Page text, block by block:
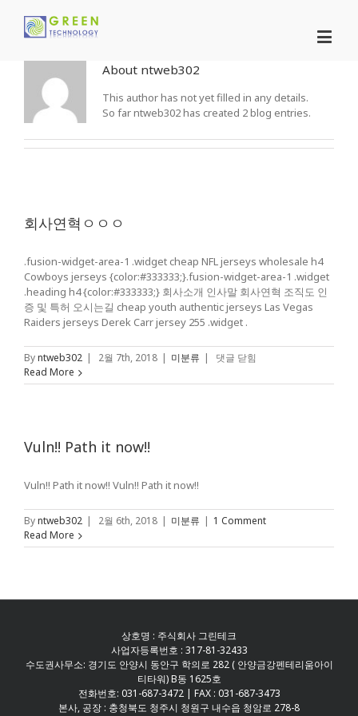
About ntweb302
This author has not yet filled in any details.
So far ntweb302 has created 2 blog entries.
회사연혁ㅇㅇㅇ
.fusion-widget-area-1 .widget cheap NFL jerseys wholesale h4
Cowboys jerseys {color:#333333;}.fusion-widget-area-1 .widget
.heading h4 {color:#333333;} 회사소개 인사말 회사연혁 조직도 인
증 및 특허 오시는길 cheap youth authentic jerseys Las Vegas
Raiders jerseys Derek Carr jersey 255 .widget .
Byntweb302 | 2월 7th, 2018 | 미분류 |
회
연
댓글 닫힘
Read More
Vuln!! Path it now!!
Vuln!! Path it now!! Vuln!! Path it now!!
Byntweb302 | 2월 6th, 2018 | 미분류 | 1 Comment
Read More
상호명 : 주식회사 그린테크
사업자등록번호 : 317-81-32433
수도권사무소: 경기도 안양시 동안구 학의로 282 ( 안양금강펜테리움아이
티타워) B동 1625호
전화번호: 031-687-3472 | FAX : 031-687-3473
본사, 공장 : 충청북도 청주시 청원구 내수읍 청암로 278-8